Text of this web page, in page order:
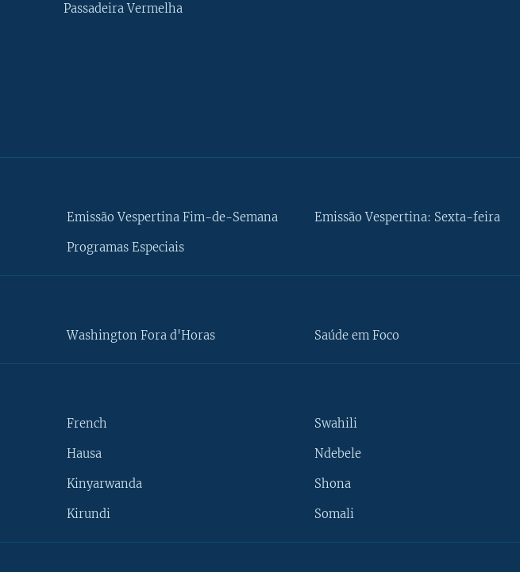
Passadeira Vermelha
Emissão Vespertina Fim-de-Semana
Programas Especiais
Emissão Vespertina: Sexta-feira
Washington Fora d'Horas Saúde em Foco
French
Hausa
Kinyarwanda
Kirundi
Swahili
Ndebele
Shona
Somali